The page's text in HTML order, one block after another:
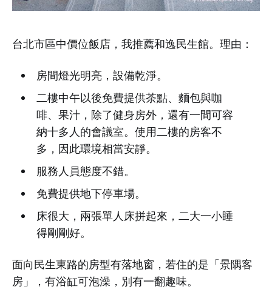
台北市區中價位飯店，我推薦和逸民生館。理由：
房間燈光明亮，設備乾淨。
二樓中午以後免費提供茶點、麵包與咖
啡、果汁，除了健身房外，還有一間可容
納十多人的會議室。使用二樓的房客不
多，因此環境相當安靜。
服務人員態度不錯。
免費提供地下停車場。
床很大，兩張單人床拼起來，二大一小睡
得剛剛好。
面向民生東路的房型有落地窗，若住的是「景隅客
房」，有浴缸可泡澡，別有一翻趣味。